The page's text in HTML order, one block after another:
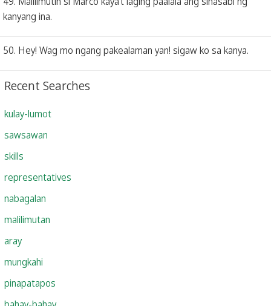
kanyang ina.
50. Hey! Wag mo ngang pakealaman yan! sigaw ko sa kanya.
Recent Searches
kulay-lumot
sawsawan
skills
representatives
nabagalan
malilimutan
aray
mungkahi
pinapatapos